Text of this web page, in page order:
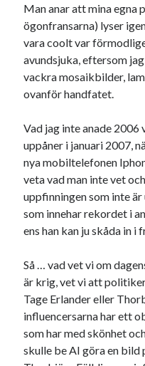
Man anar att mina egna
ögonfransarna) lyser
vara coolt var
avundsjuka, eftersom
vackra mosaikbilder,
ovanför handfatet.
Vad jag inte anade 2006
uppåner i januari 2007,
nya mobiltelefonen
veta vad man inte vet
uppfinningen som inte är
som innehar rekordet i
ens han kan ju skåda in i
Så … vad vet vi om
är krig, vet vi att
Tage Erlander eller
influencersarna har ett
som har med skönhet
skulle be AI göra en bild